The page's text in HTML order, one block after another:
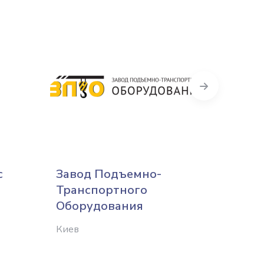
Завод Подъемно-
Транспортного
Оборудования
Киев